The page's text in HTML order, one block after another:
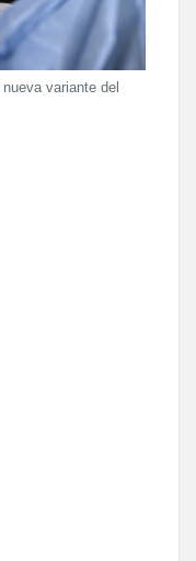
variante del